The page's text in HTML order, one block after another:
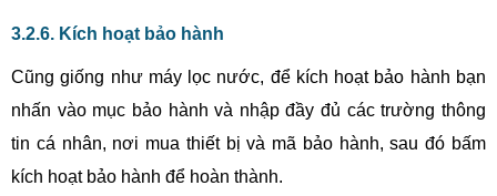
3.2.6. Kích hoạt bảo hành
Cũng giống như máy lọc nước, để kích hoạt bảo hành bạn
nhấn vào mục bảo hành và nhập đầy đủ các trường thông
tin cá nhân, nơi mua thiết bị và mã bảo hành, sau đó bấm
kích hoạt bảo hành để hoàn thành.